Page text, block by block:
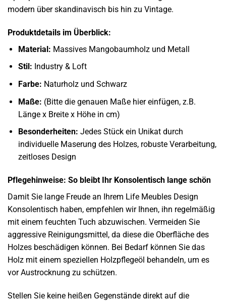
modern über skandinavisch bis hin zu Vintage.
Produktdetails im Überblick:
Material: Massives Mangobaumholz und Metall
Stil: Industry & Loft
Farbe: Naturholz und Schwarz
Maße: (Bitte die genauen Maße hier einfügen, z.B.
Länge x Breite x Höhe in cm)
Besonderheiten: Jedes Stück ein Unikat durch
individuelle Maserung des Holzes, robuste Verarbeitung,
zeitloses Design
Pflegehinweise: So bleibt Ihr Konsolentisch lange schön
Damit Sie lange Freude an Ihrem Life Meubles Design
Konsolentisch haben, empfehlen wir Ihnen, ihn regelmäßig
mit einem feuchten Tuch abzuwischen. Vermeiden Sie
aggressive Reinigungsmittel, da diese die Oberfläche des
Holzes beschädigen können. Bei Bedarf können Sie das
Holz mit einem speziellen Holzpflegeöl behandeln, um es
vor Austrocknung zu schützen.
Stellen Sie keine heißen Gegenstände direkt auf die